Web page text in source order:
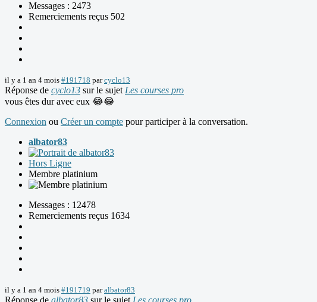
Messages : 2473
Remerciements reçus 502
il y a 1 an 4 mois #191718 parcyclo13
Réponse de cyclo13 sur le sujet Les courses pro
vous êtes dur avec eux 😂😂
Connexion ou Créer un compte pour participer à la conversation.
albator83
Hors Ligne
Membre platinium
Messages : 12478
Remerciements reçus 1634
il y a 1 an 4 mois #191719 paralbator83